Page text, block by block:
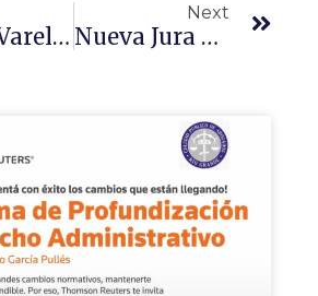
Bustos Varela Florencia
Next
Nueva Jura De Matriculados